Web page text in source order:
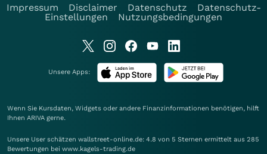
Impressum
Disclaimer Datenschutz
Datenschutz-
Einstellungen
Nutzungsbedingungen
Unsere Apps:
Wenn Sie Kursdaten, Widgets oder andere Finanzinformationen benötigen, hilft
Ihnen ARIVA gerne.
Unsere User schätzen wallstreet-online.de: 4.8 von 5 Sternen ermittelt aus 285
Bewertungen bei www.kagels-trading.de